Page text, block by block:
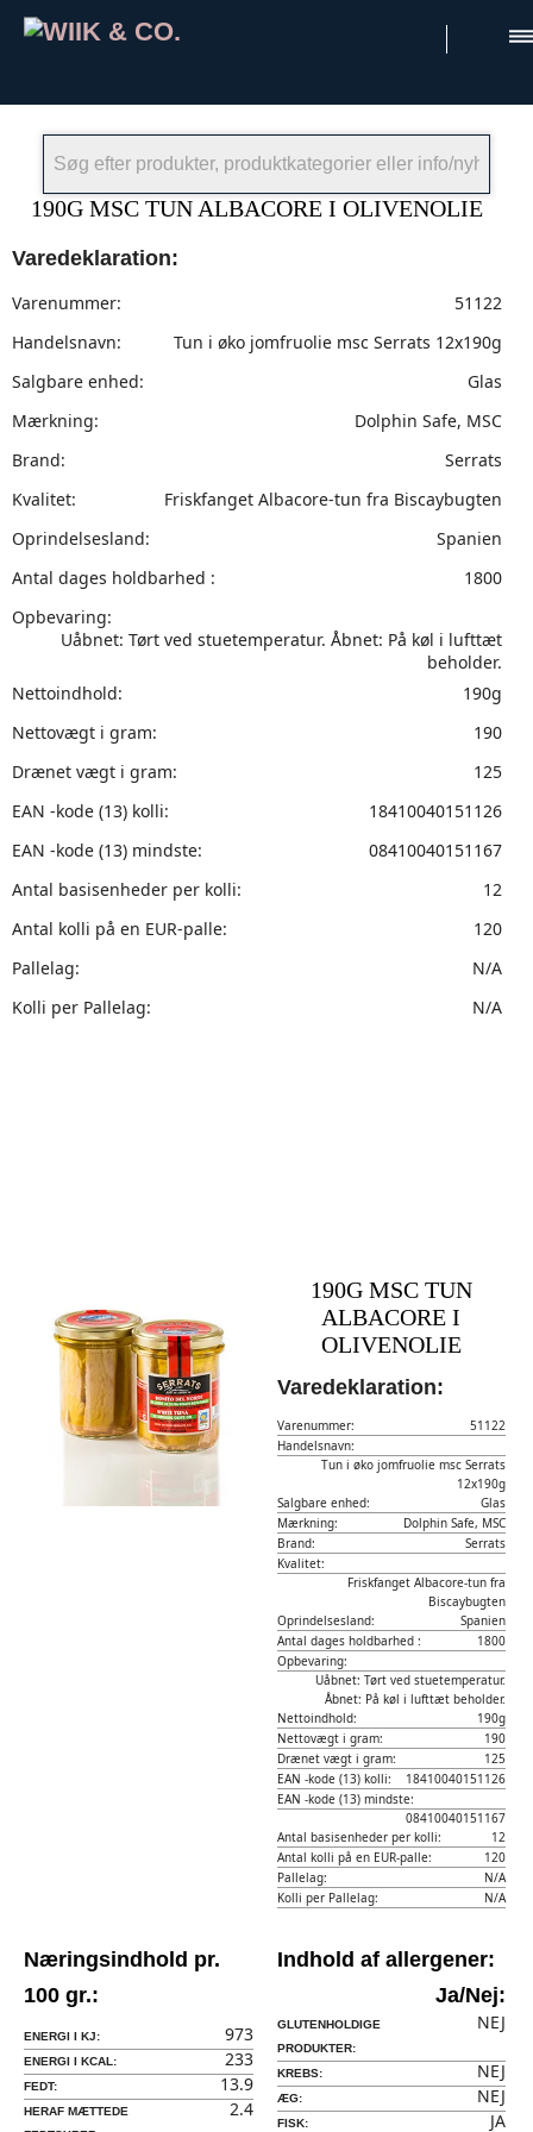
190G MSC TUN ALBACORE I OLIVENOLIE
Varedeklaration:
Varenummer:
51122
Handelsnavn:
Tun i øko jomfruolie msc Serrats 12x190g
Salgbare enhed:
Glas
Mærkning:
Dolphin Safe, MSC
Brand:
Serrats
Kvalitet:
Friskfanget Albacore-tun fra Biscaybugten
Oprindelsesland:
Spanien
Antal dages holdbarhed :
1800
Opbevaring:
Uåbnet: Tørt ved stuetemperatur. Åbnet: På køl i lufttæt
beholder.
Nettoindhold:
190g
Nettovægt i gram:
190
Drænet vægt i gram:
125
EAN -kode (13) kolli:
18410040151126
EAN -kode (13) mindste:
08410040151167
Antal basisenheder per kolli:
12
Antal kolli på en EUR-palle:
120
Pallelag:
N/A
Kolli per Pallelag:
N/A
190G MSC TUN
ALBACORE I
OLIVENOLIE
Varedeklaration:
Varenummer:
51122
Handelsnavn:
Tun i øko jomfruolie msc Serrats
12x190g
Salgbare enhed:
Glas
Mærkning:
Dolphin Safe, MSC
Brand:
Serrats
Kvalitet:
Friskfanget Albacore-tun fra
Biscaybugten
Oprindelsesland:
Spanien
Antal dages holdbarhed :
1800
Opbevaring:
Uåbnet: Tørt ved stuetemperatur.
Åbnet: På køl i lufttæt beholder.
Nettoindhold:
190g
Nettovægt i gram:
190
Drænet vægt i gram:
125
EAN -kode (13) kolli:
18410040151126
EAN -kode (13) mindste:
08410040151167
Antal basisenheder per kolli:
12
Antal kolli på en EUR-palle:
120
Pallelag:
N/A
Kolli per Pallelag:
N/A
Næringsindhold pr.
100 gr.:
ENERGI I KJ: 973
ENERGI I KCAL: 233
FEDT: 13.9
HERAF MÆTTEDE
2.4
Indhold af allergener:
Ja/Nej:
GLUTENHOLDIGE
PRODUKTER:
NEJ
KREBS: NEJ
ÆG: NEJ
FISK: JA